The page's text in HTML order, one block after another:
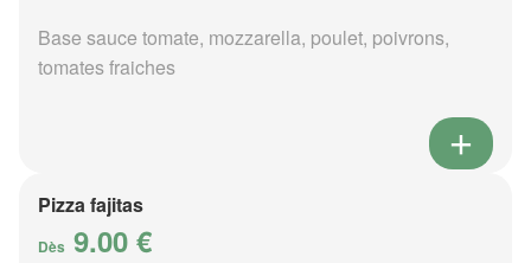
Base sauce tomate, mozzarella, poulet, poivrons,
tomates fraiches
Pizza fajitas
Dès 9.00 €